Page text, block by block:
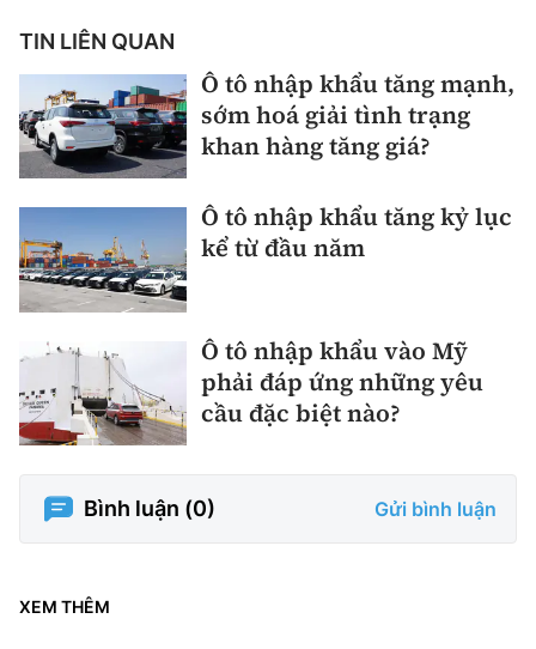
TIN LIÊN QUAN
Ô tô nhập khẩu tăng mạnh,
sớm hoá giải tình trạng
khan hàng tăng giá?
Ô tô nhập khẩu tăng kỷ lục
kể từ đầu năm
Ô tô nhập khẩu vào Mỹ
phải đáp ứng những yêu
cầu đặc biệt nào?
Bình luận (0) Gửi bình luận
XEM THÊM